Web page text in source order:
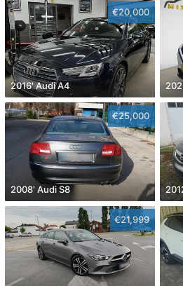
€20,000
2016' Audi A4
€25,000
2008' Audi S8
€21,999